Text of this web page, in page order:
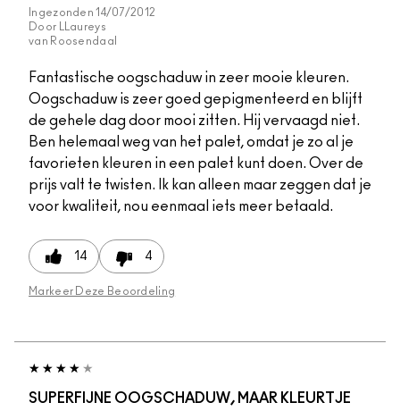
Ingezonden14/07/2012
Door
LLaureys
van Roosendaal
Fantastische oogschaduw in zeer mooie kleuren.
Oogschaduw is zeer goed gepigmenteerd en blijft
de gehele dag door mooi zitten. Hij vervaagd niet.
Ben helemaal weg van het palet, omdat je zo al je
favorieten kleuren in een palet kunt doen. Over de
prijs valt te twisten. Ik kan alleen maar zeggen dat je
voor kwaliteit, nou eenmaal iets meer betaald.
14 4
Markeer Deze Beoordeling
SUPERFIJNE OOGSCHADUW, MAAR KLEURTJE